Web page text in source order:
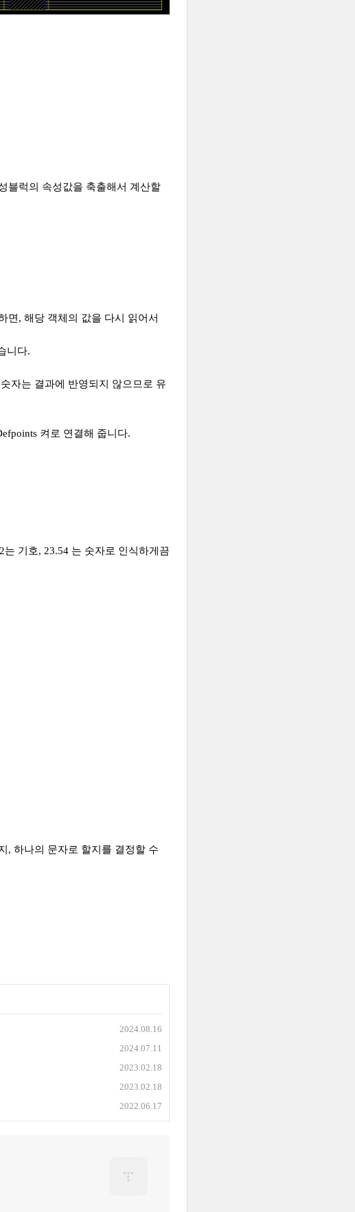
블럭의 속성값을 축출해서 계산할
면, 해당 객체의 값을 다시 읽어서
니다.
자는 결과에 반영되지 않으므로 유
켜로 연결해 줍니다.
기호, 23.54 는 숫자로 인식하게끔
, 하나의 문자로 할지를 결정할 수
2024.08.16
2024.07.11
2023.02.18
2023.02.18
2022.06.17